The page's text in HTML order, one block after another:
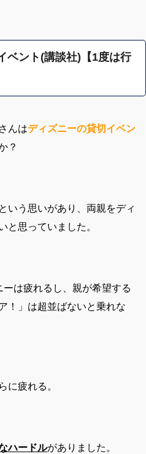
ベント(講談社)【1度は行
んはディズニーの貸切イベン
？
いう思いがあり、両親をディ
と思っていました。
は疲れるし、親が希望する
！」は超並ばないと乗れな
に疲れる。
ハードルがありました。